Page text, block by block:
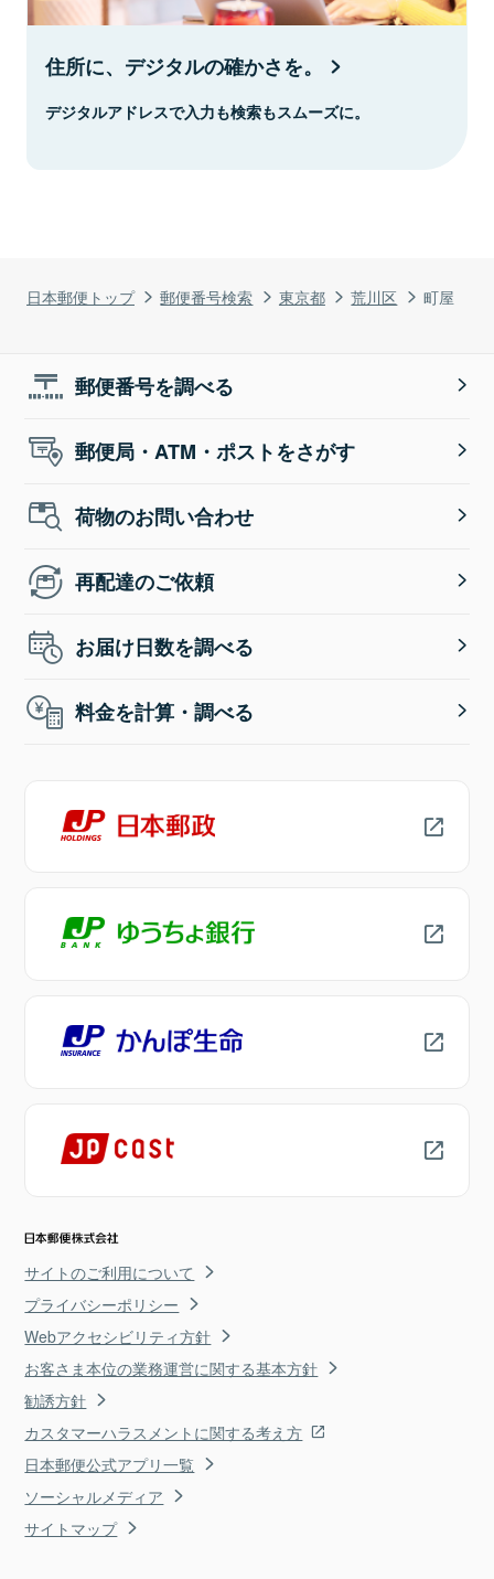
日本郵便トップ 郵便番号検索 東京都 荒川区 町屋
住所に、デジタルの確かさを。
デジタルアドレスで入力も検索もスムーズに。
郵便番号を調べる
郵便局・ATM・ポストをさがす
荷物のお問い合わせ
再配達のご依頼
お届け日数を調べる
料金を計算・調べる
サイトのご利用について
プライバシーポリシー
Webアクセシビリティ方針
お客さま本位の業務運営に関する基本方針
勧誘方針
カスタマーハラスメントに関する考え方
日本郵便公式アプリ一覧
ソーシャルメディア
サイトマップ